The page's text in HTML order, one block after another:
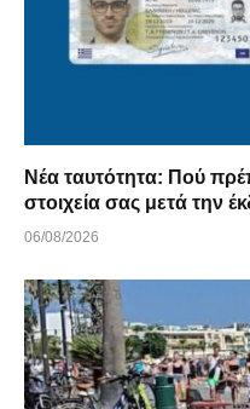
Νέα ταυτότητα: Πού
στοιχεία σας μετά την
06/08/2026